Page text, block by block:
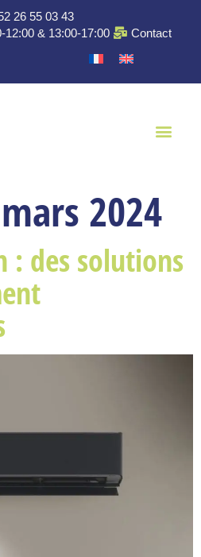
26 55 03 43
12:00 & 13:00-17:00
Contact
2024
: des solutions